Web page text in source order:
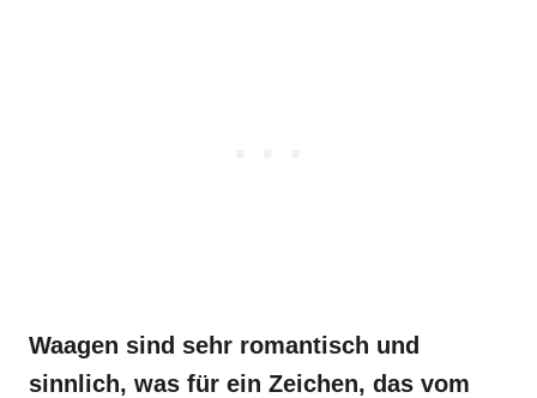
Waagen sind sehr romantisch und
sinnlich, was für ein Zeichen, das vom